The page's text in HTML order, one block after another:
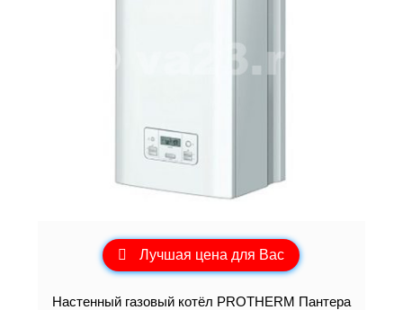
Лучшая цена для Вас
Настенный газовый котёл PROTHERM Пантера